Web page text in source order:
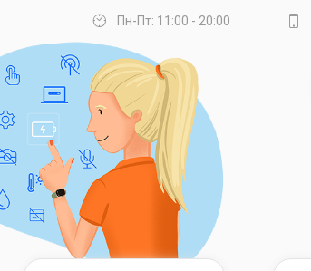
Пн-Пт: 11:00 - 20:00